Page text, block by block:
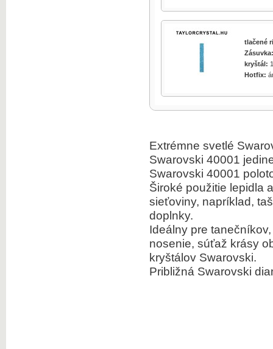
zväčšiť obrázok
zväčšiť obrázok
tlačené
Zásuvka:
kryštál:
Hotfix:
Extrémne svetlé
Swarovski 40001
Swarovski 40001
Široké použitie lepidla
sieťoviny, napríklad,
doplnky.
Ideálny pre
nosenie, súťaž krásy
kryštálov Swarovski.
Približná Swarovski